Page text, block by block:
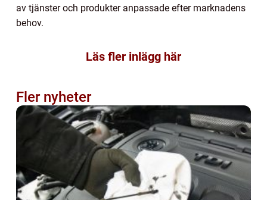
av tjänster och produkter anpassade efter marknadens
behov.
Läs fler inlägg här
Fler nyheter